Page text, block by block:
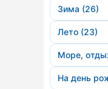
Зима (26)
Лето (23)
Море,
На день